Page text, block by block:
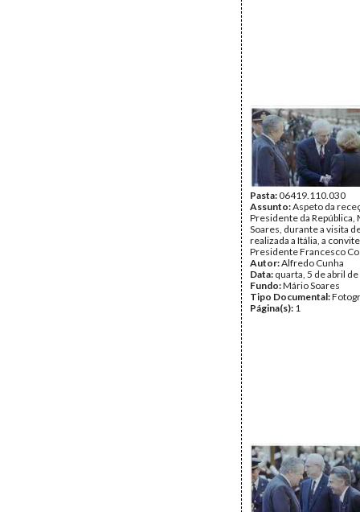
Pasta:06419.110.030
Assunto:Aspeto da
Presidente da República,
Soares, durante a visita
realizada a Itália, a
Presidente Francesco
Autor:Alfredo Cunha
Data: quarta, 5 de abril
Fundo:Mário Soares
Tipo Documental:
Página(s): 1